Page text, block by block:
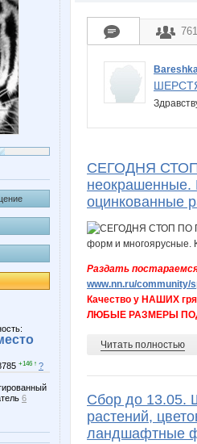
+146 ↑ ?
6
761
СЕГОДНЯ СТОП
неокрашенные.
оцинкованные
Раздать
www.nn.ru/community/
Качество у НАШИХ
ЛЮБЫЕ РАЗМЕРЫ
Читать полностью
Сбор до 13.05.
растений,
ландшафтные